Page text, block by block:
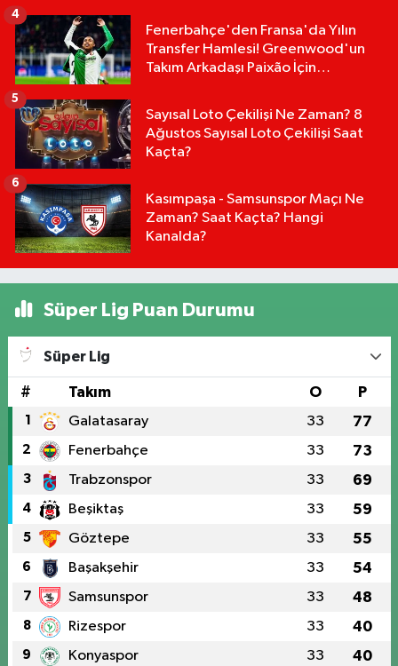
Fenerbahçe'den Fransa'da Yılın
Transfer Hamlesi! Greenwood'un
Takım Arkadaşı Paixão İçin
4
Sayısal Loto Çekilişi Ne Zaman? 8
Ağustos Sayısal Loto Çekilişi Saat
Kaçta?
5
Kasımpaşa - Samsunspor Maçı Ne
Zaman? Saat Kaçta? Hangi
Kanalda?
6
Süper Lig Puan Durumu
Süper Lig
# Takım O P
1 Galatasaray 33 77
2 Fenerbahçe 33 73
3 Trabzonspor 33 69
4 Beşiktaş 33 59
5 Göztepe 33 55
6 Başakşehir 33 54
7 Samsunspor 33 48
8 Rizespor 33 40
9 Konyaspor 33 40